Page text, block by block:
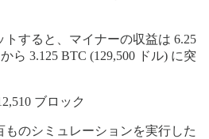
トすると、マイナーの収益は 6.25
ら 3.125 BTC (129,500 ドル) に突
ブロック
ものシミュレーションを実行した